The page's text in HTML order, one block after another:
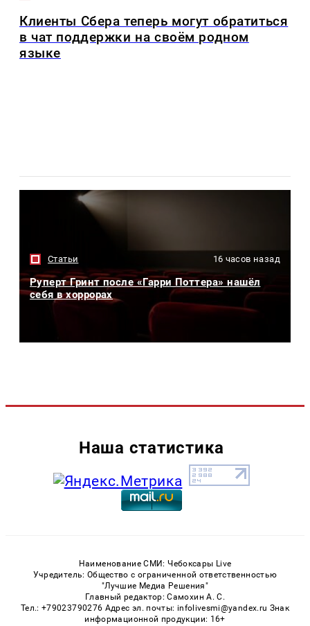
Клиенты Сбера теперь могут обратиться
в чат поддержки на своём родном
языке
Статьи 16 часов назад
Руперт Гринт после «Гарри Поттера» нашёл
себя в хоррорах
Наша статистика
Наименование СМИ: Чебоксары Live
Учредитель: Общество с ограниченной ответственностью
"Лучшие Медиа Решения"
Главный редактор: Самохин А. С.
Тел.: +79023790276 Адрес эл. почты: infolivesmi@yandex.ru Знак
информационной продукции: 16+